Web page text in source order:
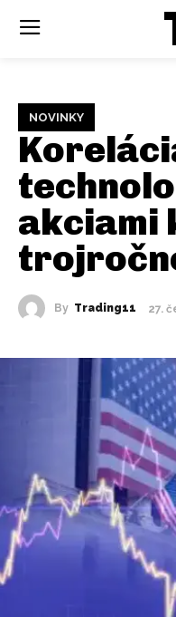
NOVINKY
akciami
By Trading11 27.